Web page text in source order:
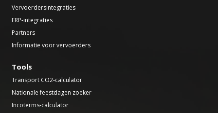
Vervoerdersintegraties
ERP-integraties
Partners
Informatie voor vervoerders
Tools
Transport CO2-calculator
Nationale feestdagen zoeker
Incoterms-calculator